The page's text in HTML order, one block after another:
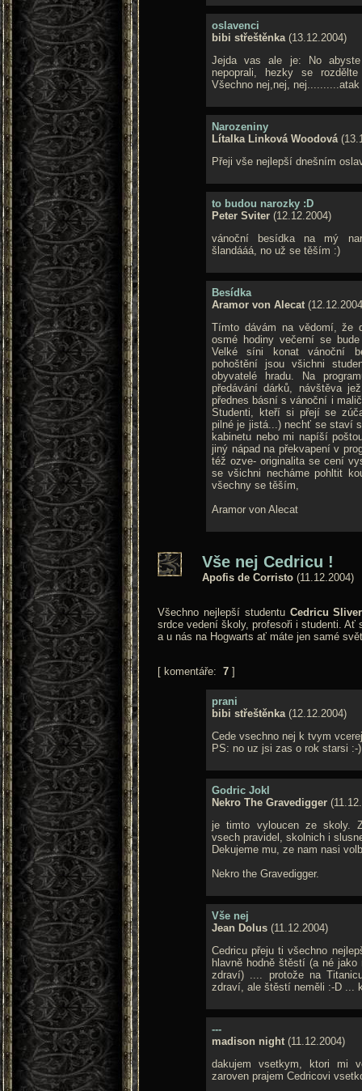
oslavenci
bibi střeštěnka(13.12.2004)
Jejda vas ale je: No
nepoprali, hezky se
Všechno nej,nej, nej..........atak
Narozeniny
Lítalka Linková Woodová
Přeji vše nejlepší dnešním
to budou narozky :D
Peter Sviter (12.12.2004)
vánoční besídka na mý
šlandááá, no už se těším :)
Besídka
Aramor von Alecat
Tímto dávám na vědomí, že
osmé hodiny večerní se
Velké síni konat vánoční
pohoštění jsou všichni
obyvatelé hradu. Na
předávání dárků, návštěva
přednes básní s vánoční i
Studenti, kteří si přejí se
pilné je jistá...) nechť se staví
kabinetu nebo mi napíší
jiný nápad na překvapení v
též ozve- originalita se cení
se všichni necháme pohltit
všechny se těším,
Aramor von Alecat
Vše nej Cedricu !
Apofis de Corristo (11.12.2004)
Všechno nejlepší studentu Cedricu
srdce vedení školy, profesoři i studenti. Ať
a u nás na Hogwarts ať máte jen samé
[ komentáře: 7 ]
prani
bibi střeštěnka(12.12.2004)
Cede vsechno nej k tvym
PS: no uz jsi zas o rok starsi :-)
Godric Jokl
Nekro The Gravedigger
je timto vyloucen ze skoly.
vsech pravidel, skolnich i
Dekujeme mu, ze nam nasi
Nekro the Gravedigger.
Vše nej
Jean Dolus (11.12.2004)
Cedricu přeju ti všechno
hlavně hodně štěstí (a né jako
zdraví) .... protože na
zdraví, ale štěstí neměli :-D ...
---
madison night (11.12.2004)
dakujem vsetkym, ktori mi
zaroven prajem Cedricovi